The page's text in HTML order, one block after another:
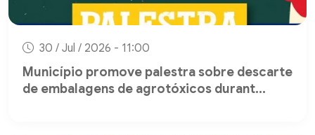
30 / Jul / 2026 - 11:00
Município promove palestra sobre descarte
de embalagens de agrotóxicos durant...